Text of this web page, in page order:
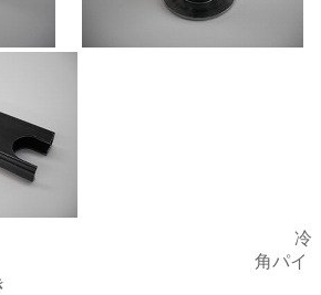
押し出し 冷
品 角パイ